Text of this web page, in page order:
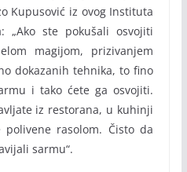
Kupusović iz ovog Instituta
„Ako ste pokušali osvojiti
magijom, prizivanjem
dokazanih tehnika, to fino
i tako ćete ga osvojiti.
iz restorana, u kuhinji
rasolom. Čisto da
sarmu“.